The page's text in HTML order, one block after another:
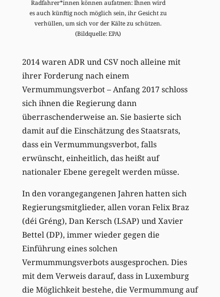
Radfahrer*innen können aufatmen: Ihnen wird
es auch künftig noch möglich sein, ihr Gesicht zu
verhüllen, um sich vor der Kälte zu schützen.
(Bildquelle: EPA)
2014 waren ADR und CSV noch alleine mit
ihrer Forderung nach einem
Vermummungsverbot – Anfang 2017 schloss
sich ihnen die Regierung dann
überraschenderweise an. Sie basierte sich
damit auf die Einschätzung des Staatsrats,
dass ein Vermummungsverbot, falls
erwünscht, einheitlich, das heißt auf
nationaler Ebene geregelt werden müsse.
In den vorangegangenen Jahren hatten sich
Regierungsmitglieder, allen voran Felix Braz
(déi Gréng), Dan Kersch (LSAP) und Xavier
Bettel (DP), immer wieder gegen die
Einführung eines solchen
Vermummungsverbots ausgesprochen. Dies
mit dem Verweis darauf, dass in Luxemburg
die Möglichkeit bestehe, die Vermummung auf